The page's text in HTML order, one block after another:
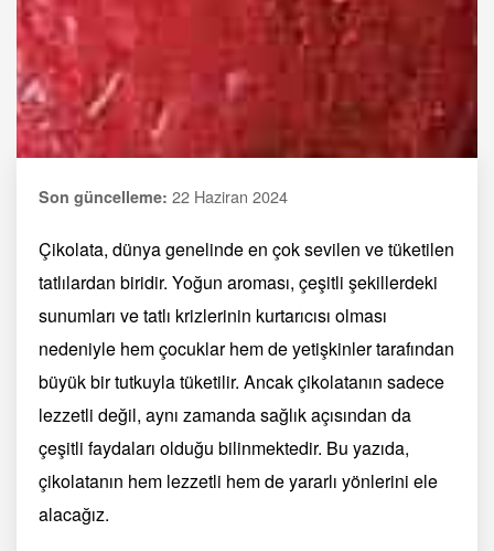
Son güncelleme: 22 Haziran 2024
Çikolata, dünya genelinde en çok sevilen ve tüketilen
tatlılardan biridir. Yoğun aroması, çeşitli şekillerdeki
sunumları ve tatlı krizlerinin kurtarıcısı olması
nedeniyle hem çocuklar hem de yetişkinler tarafından
büyük bir tutkuyla tüketilir. Ancak çikolatanın sadece
lezzetli değil, aynı zamanda sağlık açısından da
çeşitli faydaları olduğu bilinmektedir. Bu yazıda,
çikolatanın hem lezzetli hem de yararlı yönlerini ele
alacağız.